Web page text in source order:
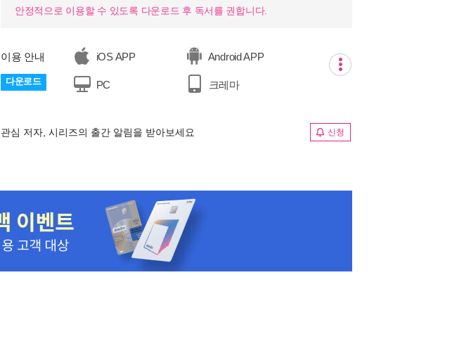
안정적으로 이용할 수 있도록 다운로드 후 독서를 권합니다.
이용 안내
다운로드
iOS APP Android APP
PC 크레마
관심 저자, 시리즈의 출간 알림을 받아보세요 신청